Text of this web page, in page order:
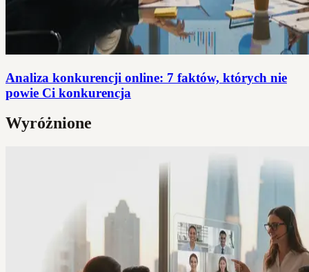
Analiza konkurencji online: 7 faktów, których nie
powie Ci konkurencja
Wyróżnione